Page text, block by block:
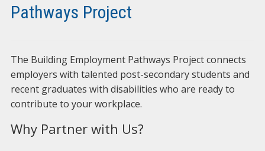
Pathways Project
The Building Employment Pathways Project connects
employers with talented post-secondary students and
recent graduates with disabilities who are ready to
contribute to your workplace.
Why Partner with Us?